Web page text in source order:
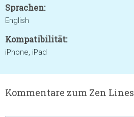
Sprachen:
English
Kompatibilität:
iPhone, iPad
Kommentare zum Zen Lines